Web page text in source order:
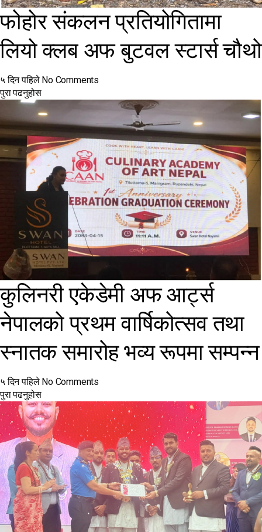
फोहोर संकलन प्रतियोगितामा
लियो क्लब अफ बुटवल स्टार्स चौथो
५ दिन पहिले No Comments
पुरा पढनुहोस
कुलिनरी एकेडेमी अफ आर्ट्स
नेपालको प्रथम वार्षिकोत्सव तथा
स्नातक समारोह भव्य रूपमा सम्पन्न
५ दिन पहिले No Comments
पुरा पढनुहोस